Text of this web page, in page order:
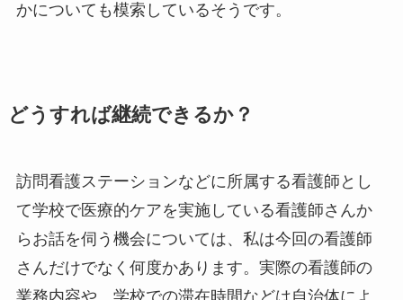
かについても模索しているそうです。
どうすれば継続できるか？
訪問看護ステーションなどに所属する看護師とし
て学校で医療的ケアを実施している看護師さんか
らお話を伺う機会については、私は今回の看護師
さんだけでなく何度かあります。実際の看護師の